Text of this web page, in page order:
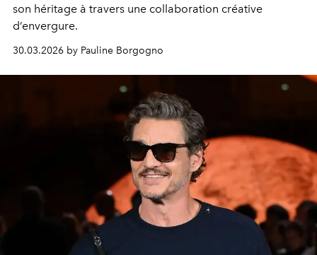
son héritage à travers une collaboration créative
d’envergure.
30.03.2026 by Pauline Borgogno